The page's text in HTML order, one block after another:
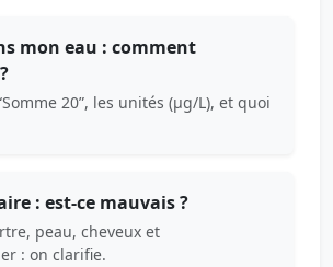
mon eau : comment
20”, les unités (µg/L), et quoi
: est-ce mauvais ?
peau, cheveux et
: on clarifie.